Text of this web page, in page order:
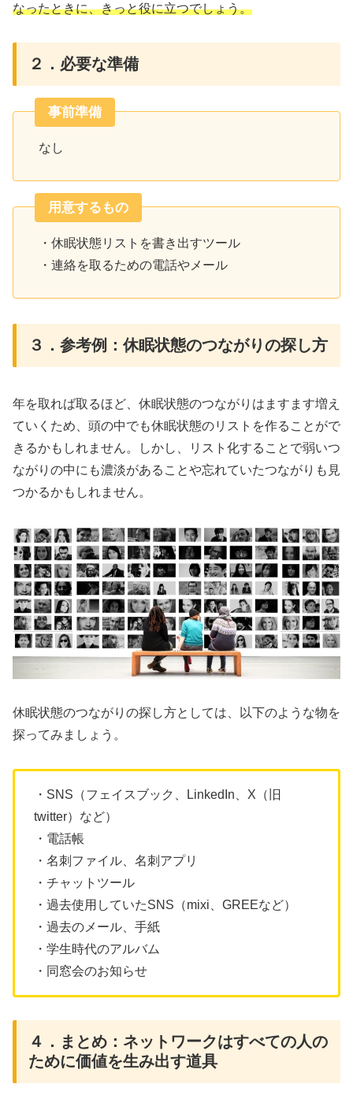
なったときに、きっと役に立つでしょう。
２．必要な準備
事前準備
なし
用意するもの
・休眠状態リストを書き出すツール
・連絡を取るための電話やメール
３．参考例：休眠状態のつながりの探し方
年を取れば取るほど、休眠状態のつながりはますます増え
ていくため、頭の中でも休眠状態のリストを作ることがで
きるかもしれません。しかし、リスト化することで弱いつ
ながりの中にも濃淡があることや忘れていたつながりも見
つかるかもしれません。
休眠状態のつながりの探し方としては、以下のような物を
探ってみましょう。
・SNS（フェイスブック、LinkedIn、X（旧
twitter）など）
・電話帳
・名刺ファイル、名刺アプリ
・チャットツール
・過去使用していたSNS（mixi、GREEなど）
・過去のメール、手紙
・学生時代のアルバム
・同窓会のお知らせ
４．まとめ：ネットワークはすべての人の
ために価値を生み出す道具